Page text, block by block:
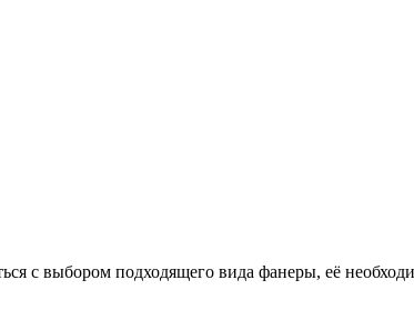
с выбором подходящего вида фанеры, её